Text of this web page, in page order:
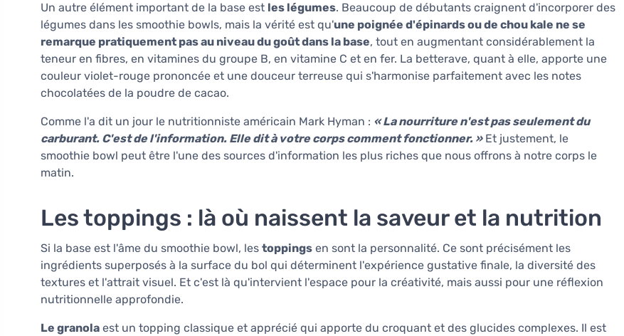
Un autre élément important de la base est les légumes. Beaucoup de débutants craignent d'incorporer des
légumes dans les smoothie bowls, mais la vérité est qu'une poignée d'épinards ou de chou kale ne se
remarque pratiquement pas au niveau du goût dans la base, tout en augmentant considérablement la
teneur en fibres, en vitamines du groupe B, en vitamine C et en fer. La betterave, quant à elle, apporte une
couleur violet-rouge prononcée et une douceur terreuse qui s'harmonise parfaitement avec les notes
chocolatées de la poudre de cacao.
Comme l'a dit un jour le nutritionniste américain Mark Hyman : « La nourriture n'est pas seulement du
carburant. C'est de l'information. Elle dit à votre corps comment fonctionner. »Et justement, le
smoothie bowl peut être l'une des sources d'information les plus riches que nous offrons à notre corps le
matin.
Les toppings : là où naissent la saveur et la nutrition
Si la base est l'âme du smoothie bowl, les toppings en sont la personnalité. Ce sont précisément les
ingrédients superposés à la surface du bol qui déterminent l'expérience gustative finale, la diversité des
textures et l'attrait visuel. Et c'est là qu'intervient l'espace pour la créativité, mais aussi pour une réflexion
nutritionnelle approfondie.
Le granola est un topping classique et apprécié qui apporte du croquant et des glucides complexes. Il est